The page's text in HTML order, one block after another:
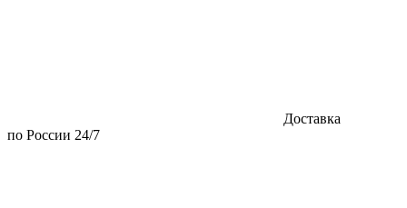
Доставка
по России 24/7